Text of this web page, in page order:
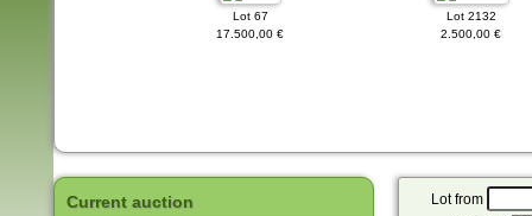
Lot 67
17.500,00 €
Lot 2132
2.500,00 €
Current auction
Lot from